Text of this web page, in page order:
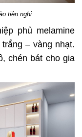
tiện nghi
phủ melamine
– vàng nhạt.
chén bát cho gia